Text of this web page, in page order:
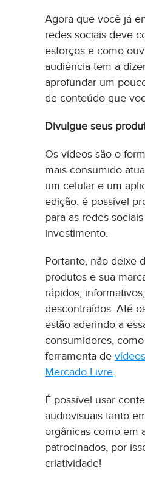
Agora que você já
redes sociais deve
esforços e como
audiência tem a
aprofundar um
de conteúdo que
Divulgue seus
Os vídeos são o
mais consumido
um celular e um
edição, é possível
para as redes
investimento.
Portanto, não deixe
produtos e sua
rápidos,
descontraídos. Até
estão aderindo a
consumidores,
ferramenta de
Mercado Livre.
É possível usar
audiovisuais tanto
orgânicas como em
patrocinados, por
criatividade!